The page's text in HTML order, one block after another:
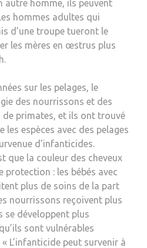
autre homme, ils peuvent
hommes adultes qui
d’une troupe tueront le
les mères en œstrus plus
sur les pelages, le
des nourrissons et des
de primates, et ils ont trouvé
espèces avec des pelages
d’infanticides.
que la couleur des cheveux
protection : les bébés avec
plus de soins de la part
nourrissons reçoivent plus
se développent plus
sont vulnérables
L’infanticide peut survenir à